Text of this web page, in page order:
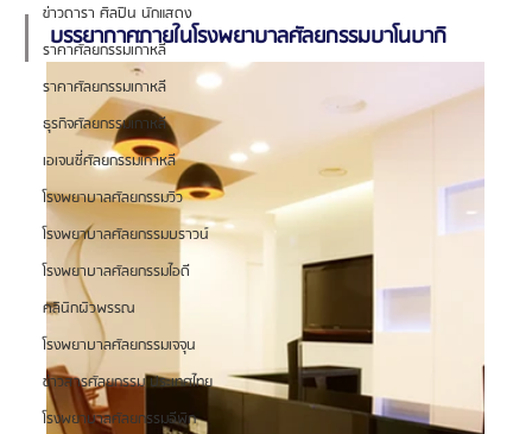
ข่าวดารา ศิลปิน นักแสดง
ราคาศัลยกรรมเกาหลี
ราคาศัลยกรรมเกาหลี
ธุรกิจศัลยกรรมเกาหลี
เอเจนซี่ศัลยกรรมเกาหลี
โรงพยาบาลศัลยกรรมวิว
โรงพยาบาลศัลยกรรมบราวน์
โรงพยาบาลศัลยกรรมไอดี
คลินิกผิวพรรณ
โรงพยาบาลศัลยกรรมเจจุน
ข่าวสารศัลยกรรม ประเทศไทย
โรงพยาบาลศัลยกรรมอีพิก
บรรยากาศภายในโรงพยาบาลศัลยกรรมบาโนบากิ